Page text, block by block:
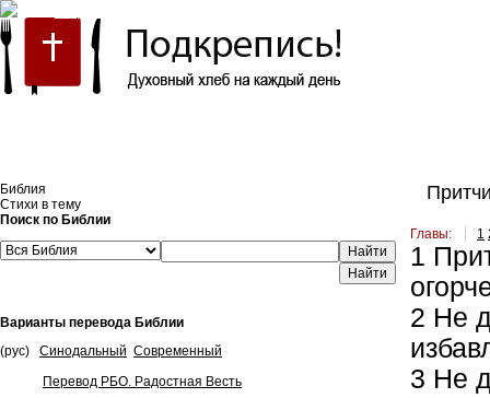
Библия
Стихи в тему
Поиск по Библии
Найти
Варианты перевода Библии
(рус)
Синодальный Современный
Перевод РБО. Радостная Весть
Главы: 1
1
2 Не
3 Не